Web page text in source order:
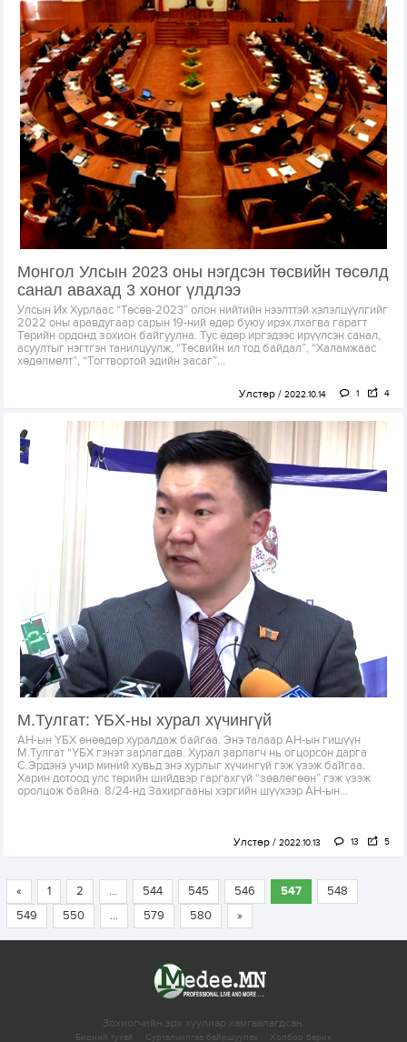
Монгол Улсын 2023 оны нэгдсэн төсвийн төсөлд
санал авахад 3 хоног үлдлээ
Улсын Их Хурлаас “Төсөв-2023” олон нийтийн нээлттэй хэлэлцүүлгийг
2022 оны аравдугаар сарын 19-ний өдөр буюу ирэх лхагва гарагт
Төрийн ордонд зохион байгуулна. Тус өдөр иргэдээс ирүүлсэн санал,
асуултыг нэгтгэн танилцуулж, “Төсвийн ил тод байдал”, “Халамжаас
хөдөлмөлт”, “Тогтвортой эдийн засаг”...
Улстөр 2022.10.14 1 4
М.Тулгат: ҮБХ-ны хурал хүчингүй
АН-ын ҮБХ өнөөдөр хуралдаж байгаа. Энэ талаар АН-ын гишүүн
М.Тулгат “ҮБХ гэнэт зарлагдав. Хурал зарлагч нь огцорсон дарга
С.Эрдэнэ учир миний хувьд энэ хурлыг хүчингүй гэж үзэж байгаа.
Харин дотоод улс төрийн шийдвэр гаргахгүй “зөвлөгөөн” гэж үзэж
оролцож байна. 8/24-нд Захиргааны хэргийн шүүхээр АН-ын...
Улстөр 2022.10.13 13 5
« 1 2 ... 544 545 546 547
548
549
550 ... 579 580 »
Зохиогчийн эрх хуулиар хамгаалагдсан.
Бидний тухай Сурталчилгаа байршуулах Холбоо барих